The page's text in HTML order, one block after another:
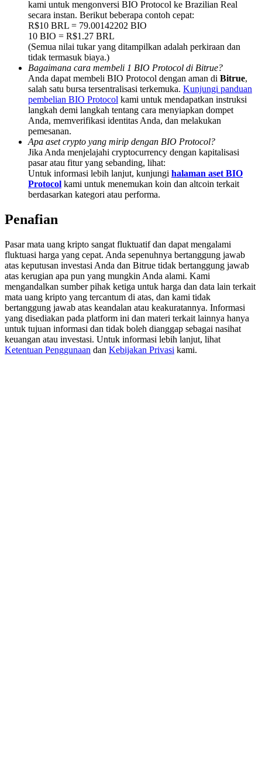
BTC Welcome Rewards
Deposit & Trade BTC to Share 25000 USDT prize pool!
Deposit CASHCAT & Win
Share 500000 CASHCAT prize pool
Register & Trade to Win 500,000 USDT
Precious Metals Trading Carnival
Trade Gold & Silver · 33,333 USDT Bonus
kami untuk mengonversi BIO Protocol ke Brazilian Real
secara instan. Berikut beberapa contoh cepat:
R$10 BRL = 79.00142202 BIO
10 BIO = R$1.27 BRL
(Semua nilai tukar yang ditampilkan adalah perkiraan dan
tidak termasuk biaya.)
Bagaimana cara membeli 1 BIO Protocol di Bitrue?
Anda dapat membeli BIO Protocol dengan aman di Bitrue,
salah satu bursa tersentralisasi terkemuka. Kunjungi panduan
pembelian BIO Protocol kami untuk mendapatkan instruksi
langkah demi langkah tentang cara menyiapkan dompet
Anda, memverifikasi identitas Anda, dan melakukan
pemesanan.
Apa aset crypto yang mirip dengan BIO Protocol?
Jika Anda menjelajahi cryptocurrency dengan kapitalisasi
pasar atau fitur yang sebanding, lihat:
Untuk informasi lebih lanjut, kunjungi halaman aset BIO
Protocol kami untuk menemukan koin dan altcoin terkait
berdasarkan kategori atau performa.
Penafian
Pasar mata uang kripto sangat fluktuatif dan dapat mengalami
fluktuasi harga yang cepat. Anda sepenuhnya bertanggung jawab
atas keputusan investasi Anda dan Bitrue tidak bertanggung jawab
atas kerugian apa pun yang mungkin Anda alami. Kami
mengandalkan sumber pihak ketiga untuk harga dan data lain terkait
mata uang kripto yang tercantum di atas, dan kami tidak
bertanggung jawab atas keandalan atau keakuratannya. Informasi
yang disediakan pada platform ini dan materi terkait lainnya hanya
untuk tujuan informasi dan tidak boleh dianggap sebagai nasihat
keuangan atau investasi. Untuk informasi lebih lanjut, lihat
Ketentuan Penggunaan dan Kebijakan Privasi kami.